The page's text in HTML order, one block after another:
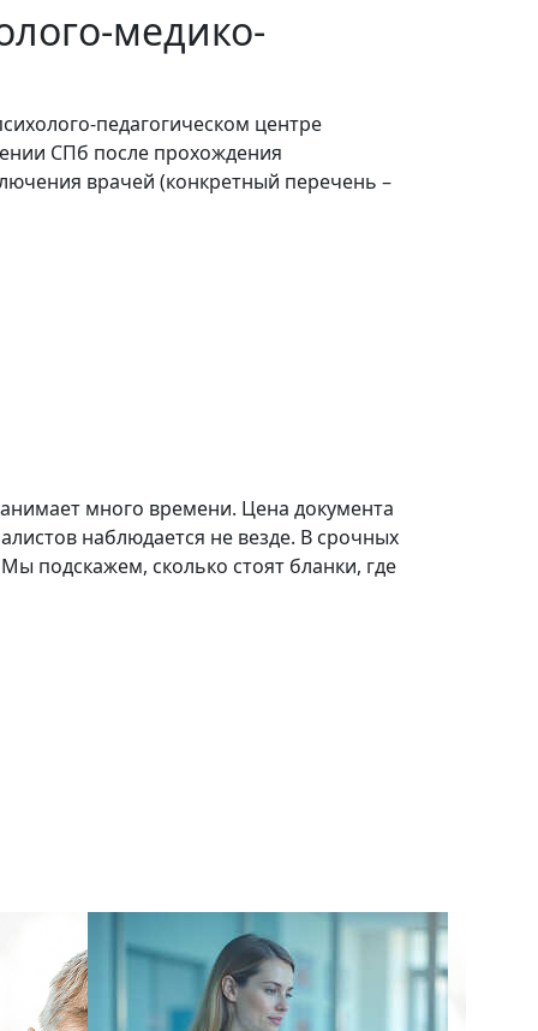
медико-
педагогическом центре
СПб после прохождения
врачей (конкретный перечень –
много времени. Цена документа
наблюдается не везде. В срочных
подскажем, сколько стоят бланки, где